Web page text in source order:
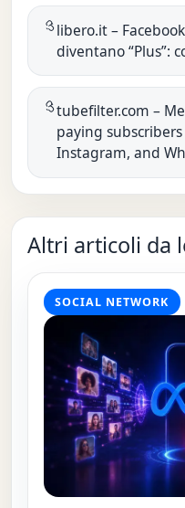
libero.it –
diventano “Plus”:
tubefilter.com –
paying subscribers
Instagram, and
Altri articoli da
SOCIAL NETWORK